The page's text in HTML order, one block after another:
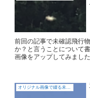
前回の記事で未確認飛行
か？と言うことについて
画像をアップしてみました
オリジナル画像で綴る未確認飛行物体（UFO)